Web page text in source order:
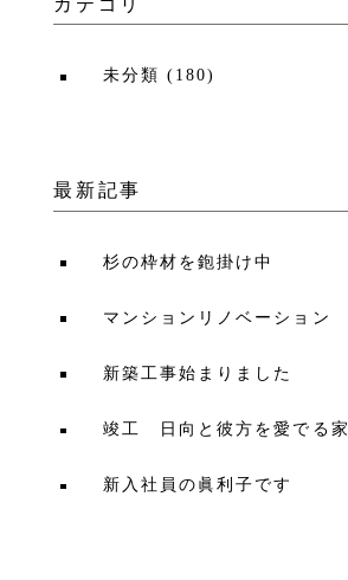
未分類 ( 180)
最新記事
杉の枠材を鉋掛け中
マンションリノベーション
新築工事始まりました
竣工 日向と彼方を愛でる家
新入社員の眞利子です